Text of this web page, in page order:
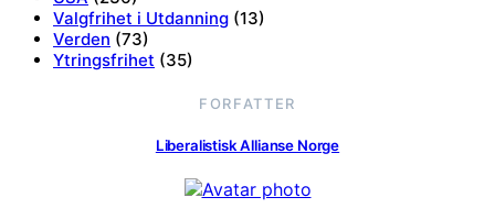
Valgfrihet i Utdanning (13)
Verden (73)
Ytringsfrihet (35)
FORFATTER
Liberalistisk Allianse Norge